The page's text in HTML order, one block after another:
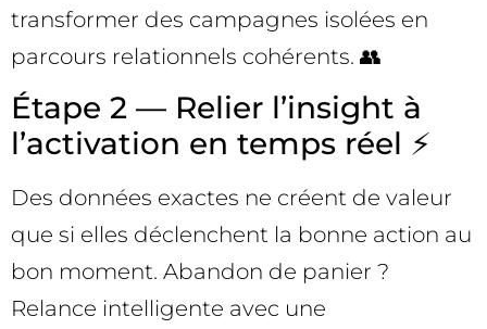
transformer des campagnes isolées en
parcours relationnels cohérents. 👥
Étape 2 — Relier l’insight à
l’activation en temps réel ⚡
Des données exactes ne créent de valeur
que si elles déclenchent la bonne action au
bon moment. Abandon de panier ?
Relance intelligente avec une